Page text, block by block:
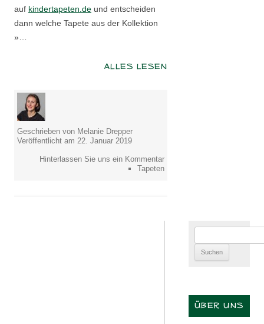
auf kindertapeten.de und entscheiden
dann welche Tapete aus der Kollektion
»…
ALLES LESEN
Geschrieben von Melanie Drepper
Veröffentlicht am 22. Januar 2019
Hinterlassen Sie uns ein Kommentar
Tapeten
nach:
ÜBER UNS